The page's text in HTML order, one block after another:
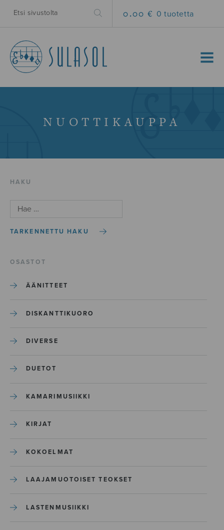
0.00 € 0 tuotetta
MENU
NUOTTIKAUPPA
HAKU
TARKENNETTU HAKU
OSASTOT
ÄÄNITTEET
DISKANTTIKUORO
DIVERSE
DUETOT
KAMARIMUSIIKKI
KIRJAT
KOKOELMAT
LAAJAMUOTOISET TEOKSET
LASTENMUSIIKKI